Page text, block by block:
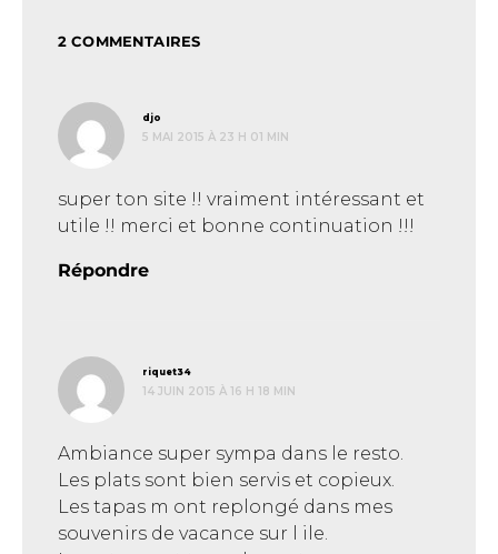
2 COMMENTAIRES
djo
5 MAI 2015 À 23 H 01 MIN
super ton site !! vraiment intéressant et
utile !! merci et bonne continuation !!!
Répondre
riquet34dit :
14 JUIN 2015 À 16 H 18 MIN
Ambiance super sympa dans le resto.
Les plats sont bien servis et copieux.
Les tapas m ont replongé dans mes
souvenirs de vacance sur l ile.